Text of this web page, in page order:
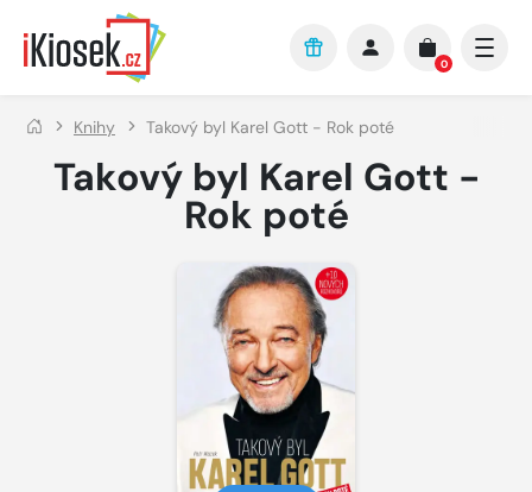
Přejít na hlavní obsah
0
Knihy Takový byl Karel Gott - Rok poté
Takový byl Karel Gott -
Rok poté